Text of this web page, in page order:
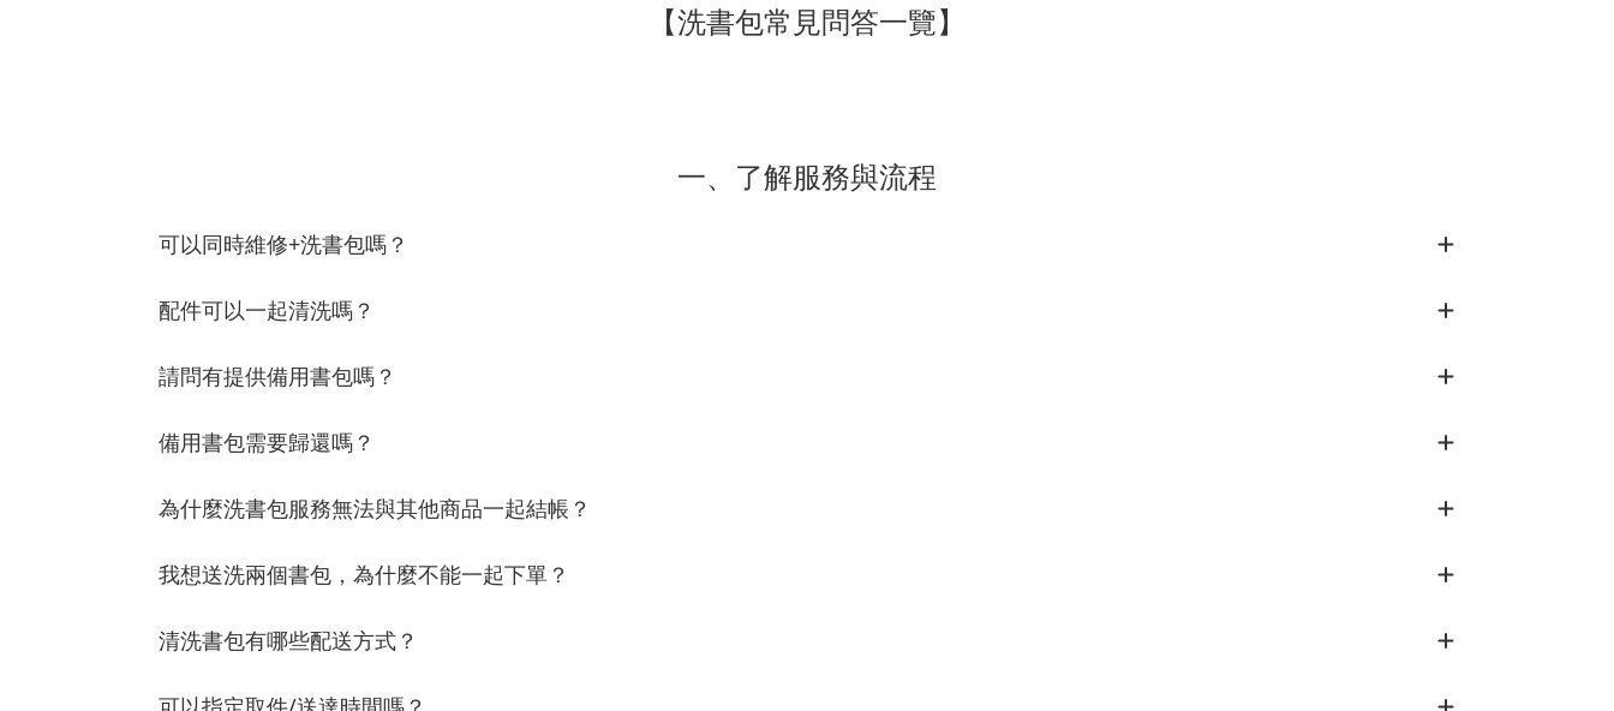
【洗書包常見問答一覽】
一、了解服務與流程
可以同時維修+洗書包嗎？
配件可以一起清洗嗎？
請問有提供備用書包嗎？
備用書包需要歸還嗎？
為什麼洗書包服務無法與其他商品一起結帳？
我想送洗兩個書包，為什麼不能一起下單？
清洗書包有哪些配送方式？